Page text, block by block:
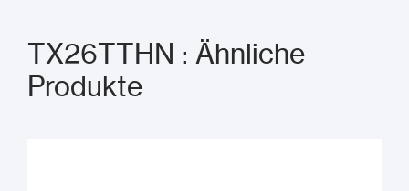
TX26TTHN : Ähnliche
Produkte